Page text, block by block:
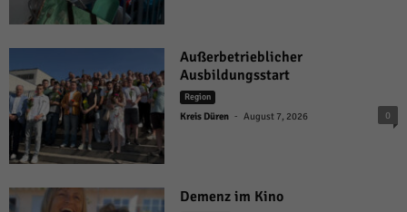
Außerbetrieblicher
Ausbildungsstart
Region
Kreis Düren - August 7, 2026 0
Demenz im Kino